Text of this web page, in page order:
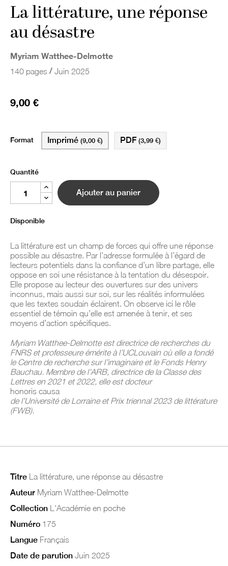
La littérature, une réponse
au désastre
Myriam Watthee-Delmotte
140 pages / Juin 2025
9,00 €
Format Imprimé (9,00 €) PDF (3,99 €)
Quantité
Ajouter au panier
Disponible
La littérature est un champ de forces qui offre une réponse
possible au désastre. Par l’adresse formulée à l’égard de
lecteurs potentiels dans la confiance d’un libre partage, elle
oppose en soi une résistance à la tentation du désespoir.
Elle propose au lecteur des ouvertures sur des univers
inconnus, mais aussi sur soi, sur les réalités informulées
que les textes soudain éclairent. On observe ici le rôle
essentiel de témoin qu’elle est amenée à tenir, et ses
moyens d’action spécifiques.
Myriam Watthee-Delmotte est directrice de recherches du
FNRS et professeure émérite à l’UCLouvain où elle a fondé
le Centre de recherche sur l’imaginaire et le Fonds Henry
Bauchau. Membre de l’ARB, directrice de la Classe des
Lettres en 2021 et 2022, elle est docteur
honoris causa
de l’Université de Lorraine et Prix triennal 2023 de littérature
(FWB).
Titre La littérature, une réponse au désastre
Auteur Myriam Watthee-Delmotte
Collection L'Académie en poche
Numéro 175
Langue Français
Date de parution Juin 2025